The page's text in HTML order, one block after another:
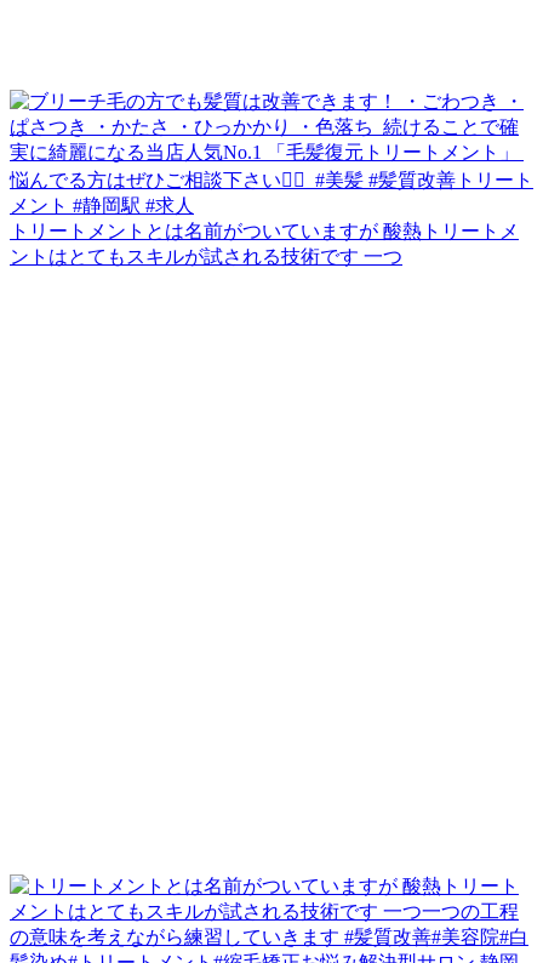
トリートメントとは名前がついていますが 酸熱トリートメ
ントはとてもスキルが試される技術です 一つ